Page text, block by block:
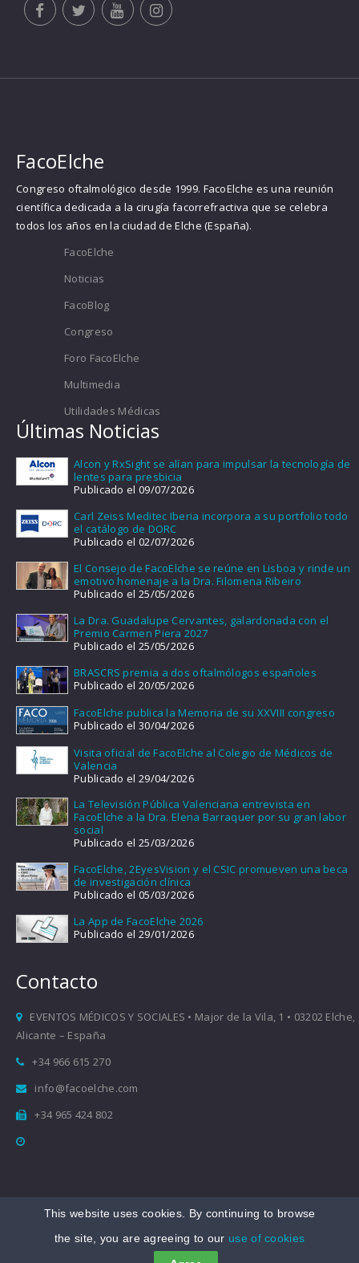
FacoElche
Congreso oftalmológico desde 1999. FacoElche es una reunión
científica dedicada a la cirugía facorrefractiva que se celebra
todos los años en la ciudad de Elche (España).
FacoElche
Noticias
FacoBlog
Congreso
Foro FacoElche
Multimedia
Utilidades Médicas
Últimas Noticias
Alcon y RxSight se alían para impulsar la tecnología de
lentes para presbicia
Publicado el 09/07/2026
Carl Zeiss Meditec Iberia incorpora a su portfolio todo
el catálogo de DORC
Publicado el 02/07/2026
El Consejo de FacoElche se reúne en Lisboa y rinde un
emotivo homenaje a la Dra. Filomena Ribeiro
Publicado el 25/05/2026
La Dra. Guadalupe Cervantes, galardonada con el
Premio Carmen Piera 2027
Publicado el 25/05/2026
BRASCRS premia a dos oftalmólogos españoles
Publicado el 20/05/2026
FacoElche publica la Memoria de su XXVIII congreso
Publicado el 30/04/2026
Visita oficial de FacoElche al Colegio de Médicos de
Valencia
Publicado el 29/04/2026
La Televisión Pública Valenciana entrevista en
FacoElche a la Dra. Elena Barraquer por su gran labor
social
Publicado el 25/03/2026
FacoElche, 2EyesVision y el CSIC promueven una beca
de investigación clínica
Publicado el 05/03/2026
La App de FacoElche 2026
Publicado el 29/01/2026
Contacto
EVENTOS MÉDICOS Y SOCIALES • Major de la Vila, 1 • 03202 Elche,
Alicante – España
+34 966 615 270
info@facoelche.com
+34 965 424 802
Copyright © 2008-2026 FacoElche
Política de Privacidad|
This website uses cookies. By continuing to browse
the site, you are agreeing to our use of cookies